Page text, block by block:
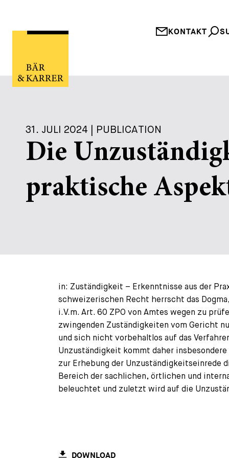
KONTAKT
31. JULI 2024 | PUBLICATION
Die
praktische
in: Zuständigkeit – Erkenntnisse aus der
schweizerischen Recht herrscht das
i.V.m. Art. 60 ZPO von Amtes wegen zu
zwingenden Zuständigkeiten vom Gericht
und sich nicht vorbehaltlos auf das
Unzuständigkeit kommt daher
zur Erhebung der Unzuständigkeitseinrede
Bereich der sachlichen, örtlichen und
beleuchtet und zuletzt wird auf die
DOWNLOAD